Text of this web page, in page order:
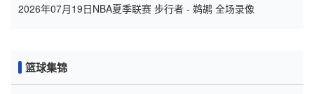
2026年07月19日NBA夏季联赛 步行者 - 鹈鹕 全场录像
篮球集锦